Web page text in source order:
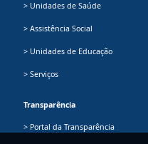
> Unidades de Saúde
> Assistência Social
> Unidades de Educação
> Serviços
Transparência
> Portal da Transparência